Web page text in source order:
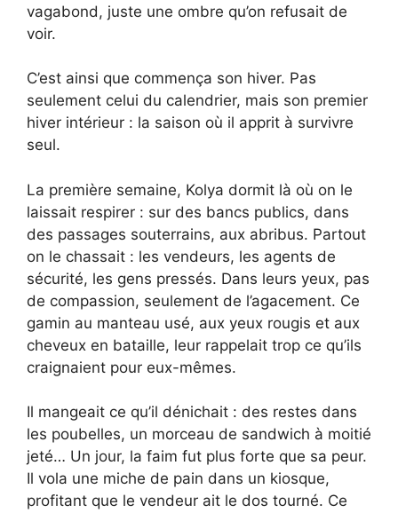
vagabond, juste une ombre qu’on refusait de
voir.
C’est ainsi que commença son hiver. Pas
seulement celui du calendrier, mais son premier
hiver intérieur : la saison où il apprit à survivre
seul.
La première semaine, Kolya dormit là où on le
laissait respirer : sur des bancs publics, dans
des passages souterrains, aux abribus. Partout
on le chassait : les vendeurs, les agents de
sécurité, les gens pressés. Dans leurs yeux, pas
de compassion, seulement de l’agacement. Ce
gamin au manteau usé, aux yeux rougis et aux
cheveux en bataille, leur rappelait trop ce qu’ils
craignaient pour eux-mêmes.
Il mangeait ce qu’il dénichait : des restes dans
les poubelles, un morceau de sandwich à moitié
jeté… Un jour, la faim fut plus forte que sa peur.
Il vola une miche de pain dans un kiosque,
profitant que le vendeur ait le dos tourné. Ce